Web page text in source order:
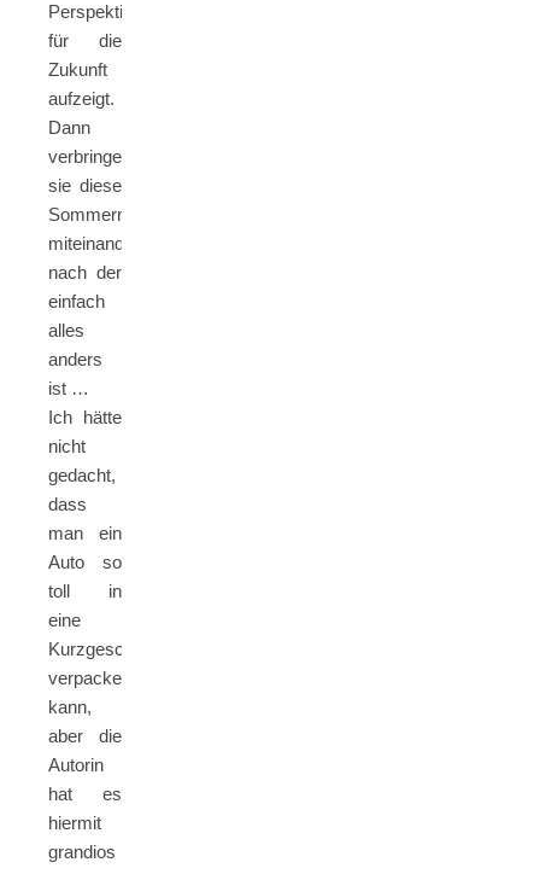
Perspektive
für die
Zukunft
aufzeigt.
Dann
verbringen
sie diese
Sommernacht
miteinander,
nach der
einfach
alles
anders
ist …
Ich hätte
nicht
gedacht,
dass
man ein
Auto so
toll in
eine
Kurzgeschichte
verpacken
kann,
aber die
Autorin
hat es
hiermit
grandios